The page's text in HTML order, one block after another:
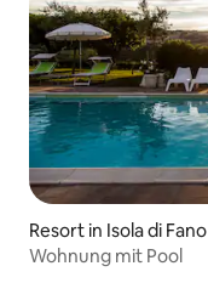
Resort in Isola di Fano
Wohnung mit Pool